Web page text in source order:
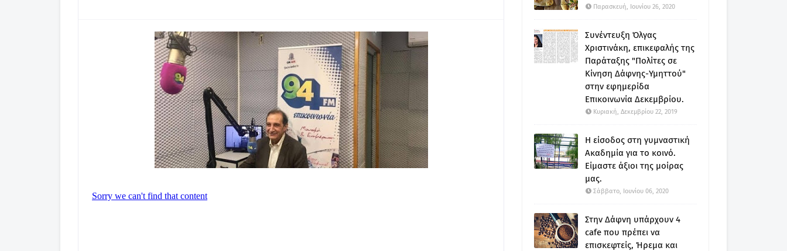
Παρασκευή, Ιουνίου 26, 2020
Συνέντευξη Όλγας
Χριστινάκη, επικεφαλής της
Παράταξης "Πολίτες σε
Κίνηση Δάφνης-Υμηττού"
στην εφημερίδα
Επικοινωνία Δεκεμβρίου.
Κυριακή, Δεκεμβρίου 22, 2019
Η είσοδος στη γυμναστική
Ακαδημία για το κοινό.
Είμαστε άξιοι της μοίρας
μας.
Σάββατο, Ιουνίου 06, 2020
Στην Δάφνη υπάρχουν 4
cafe που πρέπει να
επισκεφτείς, Ήρεμα και